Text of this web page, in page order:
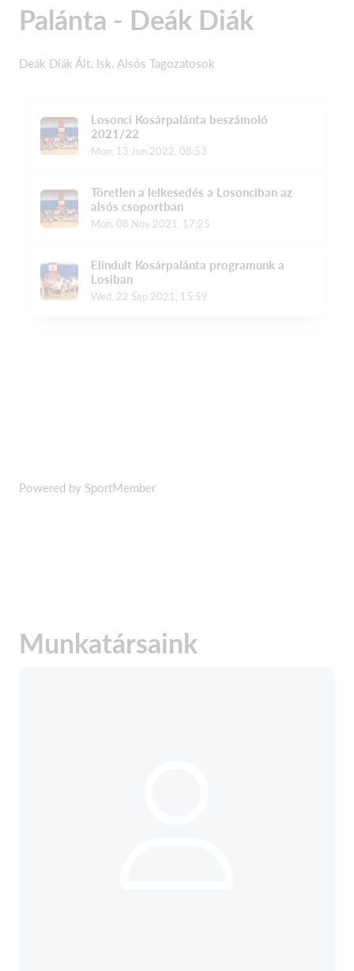
Palánta - Deák Diák
Deák Diák Ált. Isk. Alsós Tagozatosok
Powered by SportMember
Munkatársaink